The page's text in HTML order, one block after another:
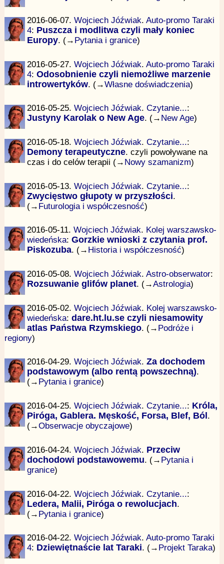
2016-06-07. Wojciech Jóźwiak. Auto-promo Taraki
4: Puszcza i modlitwa czyli mały koniec
Europy. (→ Pytania i granice)
2016-05-27. Wojciech Jóźwiak. Auto-promo Taraki
4: Odosobnienie czyli niemożliwe marzenie
introwertyków. (→Własne doświadczenia)
2016-05-25. Wojciech Jóźwiak. Czytanie...:
Justyny Karolak o New Age. (→ New Age)
2016-05-18. Wojciech Jóźwiak. Czytanie...:
Demony terapeutyczne. czyli powoływane na
czas i do celów terapii (→ Nowy szamanizm)
2016-05-13. Wojciech Jóźwiak. Czytanie...:
Zwycięstwo głupoty w przyszłości.
(→ Futurologia i współczesność)
2016-05-11. Wojciech Jóźwiak. Kolej warszawsko-
wiedeńska: Gorzkie wnioski z czytania prof.
Piskozuba. (→ Historia i współczesność)
2016-05-08. Wojciech Jóźwiak. Astro-obserwator:
Rozsuwanie glifów planet. (→Astrologia)
2016-05-02. Wojciech Jóźwiak. Kolej warszawsko-
wiedeńska: dare.ht.lu.se czyli niesamowity
atlas Państwa Rzymskiego. (→ Podróże i
regiony)
2016-04-29. Wojciech Jóźwiak. Za dochodem
podstawowym (albo rentą powszechną).
(→ Pytania i granice)
2016-04-25. Wojciech Jóźwiak. Czytanie...: Króla,
Piróga, Gablera. Męskość, Forsa, Blef, Ból .
(→Obserwacje obyczajowe)
2016-04-24. Wojciech Jóźwiak. Przeciw
dochodowi podstawowemu. (→ Pytania i
granice)
2016-04-22. Wojciech Jóźwiak. Czytanie...:
Ledera, Malii, Piróga o rewolucjach.
(→ Pytania i granice)
2016-04-22. Wojciech Jóźwiak. Auto-promo Taraki
4: Dziewiętnaście lat Taraki. (→ Projekt Taraka)